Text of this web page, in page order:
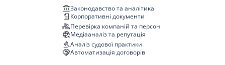
Законодавство та аналітика
Корпоративні документи
Перевірка компаній та персон
Медіааналіз та репутація
Аналіз судової практики
Автоматизація договорів